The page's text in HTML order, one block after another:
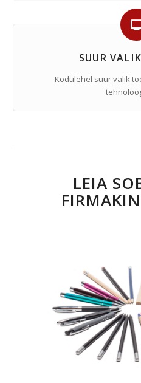
SUUR
Kodulehel suur valik
LEIA